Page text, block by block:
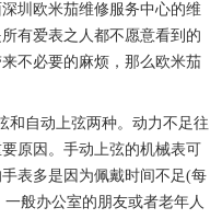
圳欧米茄维修服务中心的维
有爱表之人都不愿意看到的
不必要的麻烦，那么欧米茄
自动上弦两种。动力不足往
原因。手动上弦的机械表可
表多是因为佩戴时间不足(每
般办公室的朋友或者老年人